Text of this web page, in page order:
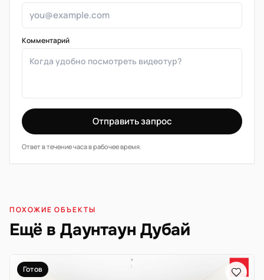
Комментарий
Отправить запрос
Ответ в течение часа в рабочее время.
ПОХОЖИЕ ОБЪЕКТЫ
Ещё в Даунтаун Дубай
Готов